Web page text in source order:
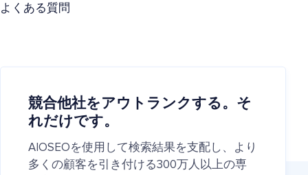
よくある質問
競合他社をアウトランクする。そ
れだけです。
AIOSEOを使用して検索結果を支配し、より
多くの顧客を引き付ける300万人以上の専